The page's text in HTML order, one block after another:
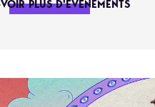
VOIR PLUS D'ÉVÉNEMENTS